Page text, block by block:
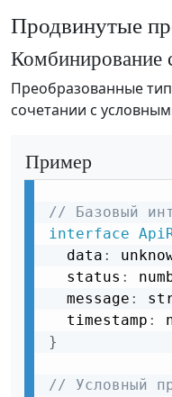
Продвинутые
Комбинирование
Преобразованные
сочетании с
Пример
// Базовый
interface
  data
:
  status
:
  message
:
  timestamp
:
}
// Условный